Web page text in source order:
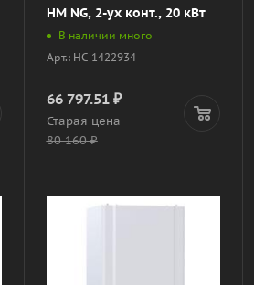
HM NG, 2-ух конт., 20 кВт
В наличии много
Арт.: НС-1422934
66 797.51₽
Старая цена
80 160₽